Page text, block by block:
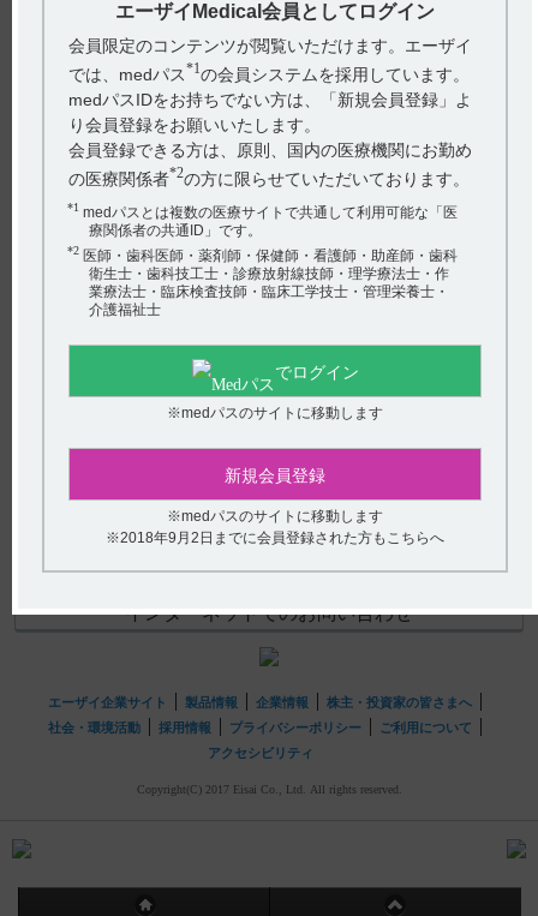
関連するQ&A
【ハイコバール】 肝機能障害の患者に関する注意事項に
ついて教えてください。
【フィコンパ・細粒】 電子添文には黄色の細粒と記載さ
れていますが、白い粒が見られることはありますか？
【フィコンパ錠・細粒】 部分発作（二次性全般化発作を
【フィコンパ】 どのような薬剤ですか？特徴はあります
か？
アンケート:ご意見をお聞かせください
(選択してください)
送信する
エーザイMedical会員としてログイン
会員限定のコンテンツが閲覧いただけます。エーザイ
では、medパス*1の会員システムを採用しています。
medパスIDをお持ちでない方は、「新規会員登録」よ
り会員登録をお願いいたします。
会員登録できる方は、原則、国内の医療機関にお勤め
の医療関係者*2の方に限らせていただいております。
*1 medパスとは複数の医療サイトで共通して利用可能な「医
療関係者の共通ID」です。
*2 医師・歯科医師・薬剤師・保健師・看護師・助産師・歯科
衛生士・歯科技工士・診療放射線技師・理学療法士・作
業療法士・臨床検査技師・臨床工学技士・管理栄養士・
介護福祉士
でログイン
※medパスのサイトに移動します
新規会員登録
※medパスのサイトに移動します
※2018年9月2日までに会員登録された方もこちらへ
hhcホットライン
(平日9時〜18時 土日・祝日9時〜17時)
フリーダイヤル0120-419-497
インターネットでのお問い合わせ
エーザイ企業サイト 製品情報 企業情報
株主・投資家の皆さまへ
社会・環境活動
採用情報 プライバシーポリシー
ご利用について
アクセシビリティ
Copyright(C) 2017 Eisai Co., Ltd. All rights reserved.